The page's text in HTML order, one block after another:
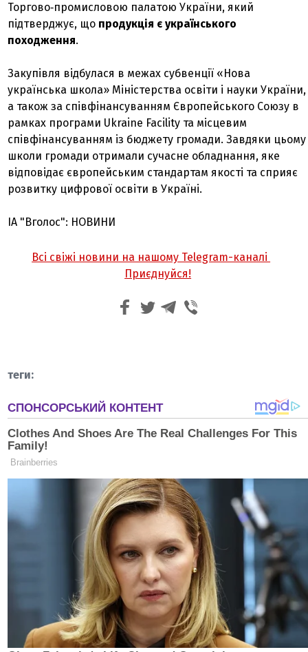
Торгово‑промисловою палатою України, який
підтверджує, що продукція є українського
походження.
Закупівля відбулася в межах субвенції «Нова
українська школа» Міністерства освіти і науки України,
а також за співфінансуванням Європейського Союзу в
рамках програми Ukraine Facility та місцевим
співфінансуванням із бюджету громади. Завдяки цьому
школи громади отримали сучасне обладнання, яке
відповідає європейським стандартам якості та сприяє
розвитку цифрової освіти в Україні.
ІА "Вголос": НОВИНИ
Всі свіжі новини на нашому Telegram-каналі
Приєднуйся!